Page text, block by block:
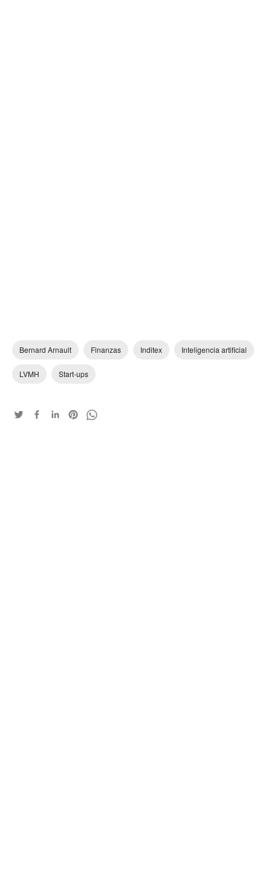
Bernard Arnault Finanzas Inditex Inteligencia artificial
LVMH Start-ups